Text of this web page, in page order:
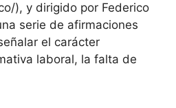
), y dirigido por Federico
serie de afirmaciones
el carácter
laboral, la falta de